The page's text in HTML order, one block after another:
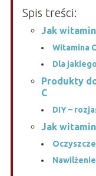
Spis treści:
Jak
Witamina
Dla
Produkty
C
DIY –
Jak